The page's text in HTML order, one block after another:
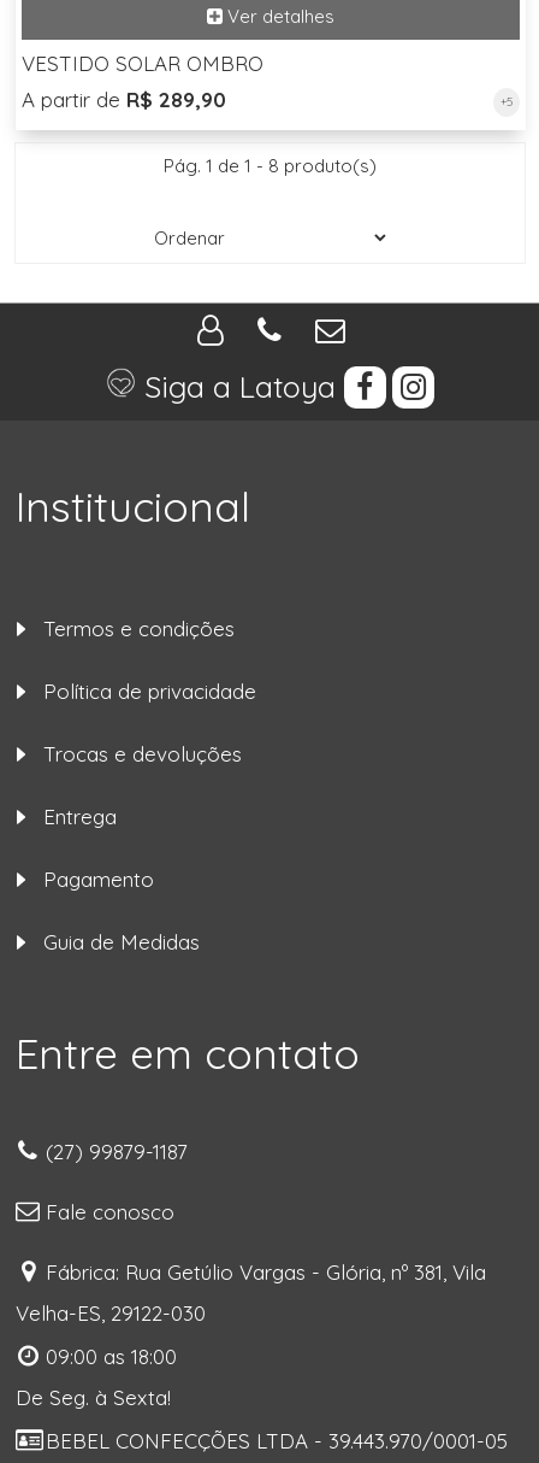
VESTIDO SOLAR OMBRO
A partir de R$ 289,90 +5
Pág. 1 de 1 - 8 produto(s)
Siga a Latoya
Institucional
Termos e condições
Política de privacidade
Trocas e devoluções
Entrega
Pagamento
Guia de Medidas
Entre em contato
(27) 99879-1187
Fale conosco
Fábrica: Rua Getúlio Vargas - Glória, nº 381, Vila
Velha-ES, 29122-030
09:00 as 18:00
De Seg. à Sexta!
BEBEL CONFECÇÕES LTDA - 39.443.970/0001-05